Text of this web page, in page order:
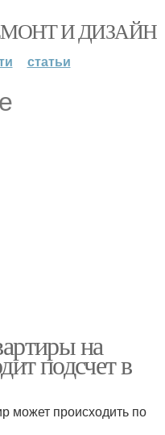
И ДИЗАЙН
статьи
на
подсчет в
может происходить по